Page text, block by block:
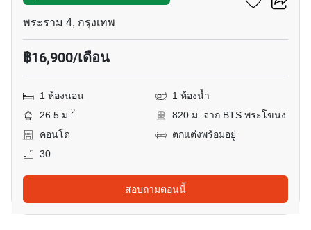
พระราม 4, กรุงเทพ
฿16,900/เดือน
1 ห้องนอน
1 ห้องน้ำ
26.5 ม.2
820 ม. จาก BTS พระโขนง
คอนโด
ตกแต่งพร้อมอยู่
30
สอบถามตอนนี้